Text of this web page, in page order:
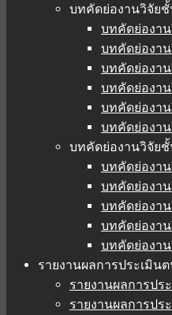
บทคัดย่องานวิจัยชั้
บทคัดย่องา
บทคัดย่องา
บทคัดย่องา
บทคัดย่องา
บทคัดย่องา
บทคัดย่องาน
บทคัดย่องานวิจัยชั้
บทคัดย่องา
บทคัดย่องา
บทคัดย่องา
บทคัดย่องา
บทคัดย่องาน
รายงานผลการประเมินต
รายงานผลการปร
รายงานผลการปร